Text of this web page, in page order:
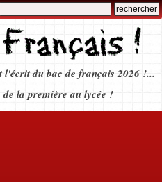
du bac de français 2026 !...
de la première au lycée !